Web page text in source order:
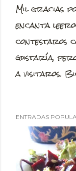
P
u
a
n
Mil gracias
encanta
contestaros
gustaría, pero
a visitaros.
ENTRADAS